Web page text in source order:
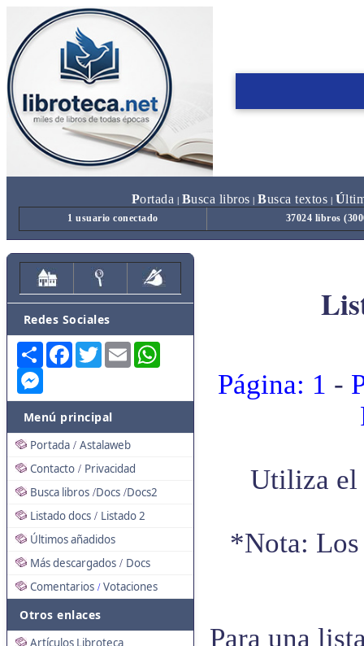
Portada Busca libros Busca textos Ú
1 usuario conectado 37024 libros
Redes Sociales
Share FacebookTwitterEmail
Menú principal
Portada / Astalaweb
Contacto / Privacidad
Busca libros /Docs /Docs2
Listado docs / Listado 2
Últimos añadidos
Más descargados / Docs
Comentarios / Votaciones
Otros enlaces
Artículos Libroteca
Página: 1 -
Utiliza el
*Nota: Los
Para una